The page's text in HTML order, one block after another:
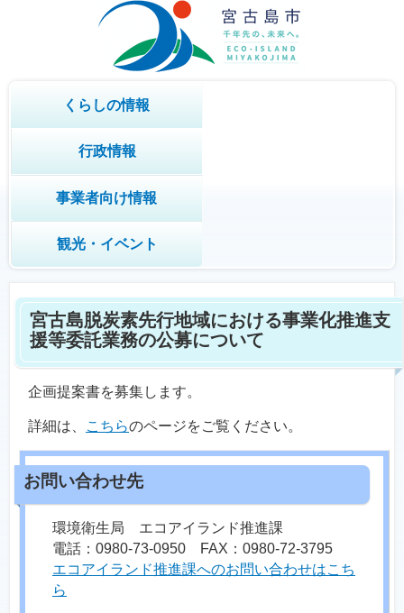
くらしの情報
行政情報
事業者向け情報
観光・イベント
宮古島脱炭素先行地域における事業化推進支
援等委託業務の公募について
企画提案書を募集します。
詳細は、 こちらのページをご覧ください。
環境衛生局 エコアイランド推進課
電話：0980-73-0950 FAX：0980-72-3795
エコアイランド推進課へのお問い合わせはこち
ら